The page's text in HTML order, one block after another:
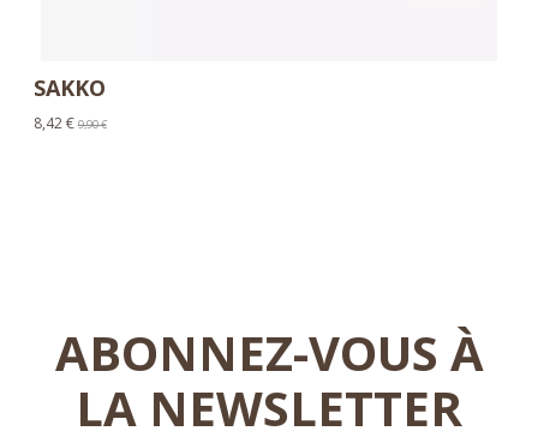
SAKKO
8,42 €9,90 €
ABONNEZ-VOUS À
LA NEWSLETTER